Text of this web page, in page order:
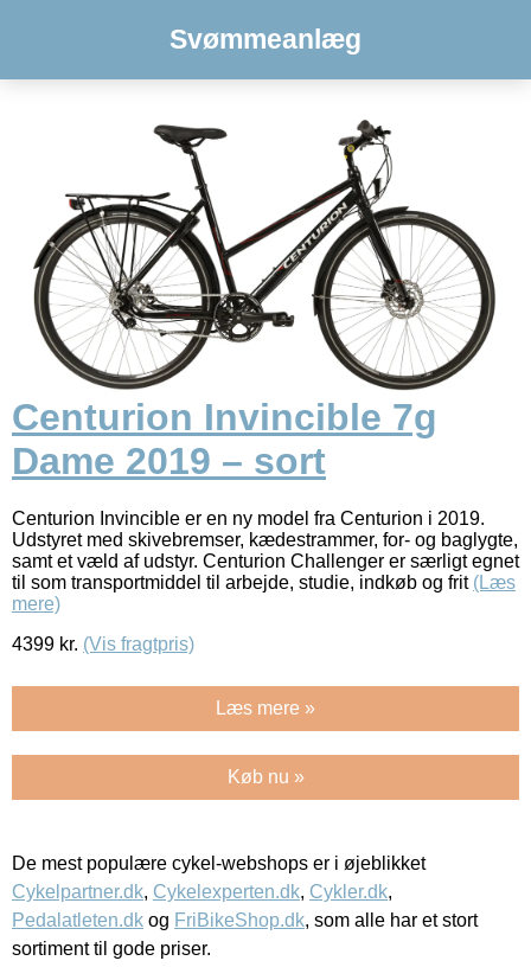
Svømmeanlæg
Centurion Invincible 7g
Dame 2019 – sort
Centurion Invincible er en ny model fra Centurion i 2019.
Udstyret med skivebremser, kædestrammer, for- og baglygte,
samt et væld af udstyr. Centurion Challenger er særligt egnet
til som transportmiddel til arbejde, studie, indkøb og frit (Læs
mere)
4399 kr. (Vis fragtpris)
Læs mere »
Køb nu »
De mest populære cykel-webshops er i øjeblikket
Cykelpartner.dk, Cykelexperten.dk, Cykler.dk,
Pedalatleten.dk og FriBikeShop.dk, som alle har et stort
sortiment til gode priser.